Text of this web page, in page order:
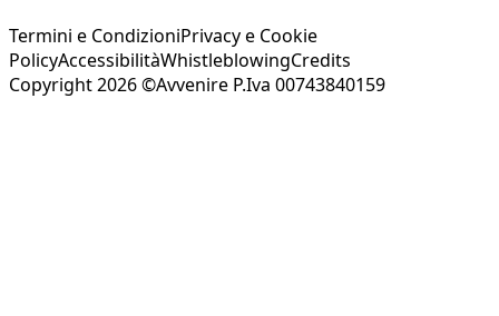
Termini e CondizioniPrivacy e Cookie
PolicyAccessibilitàWhistleblowingCredits
Copyright 2026 ©Avvenire P.Iva 00743840159